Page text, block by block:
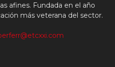
afines. Fundada en el año
más veterana del sector.